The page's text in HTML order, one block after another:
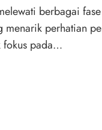
berbagai
perhatian
fokus pada…